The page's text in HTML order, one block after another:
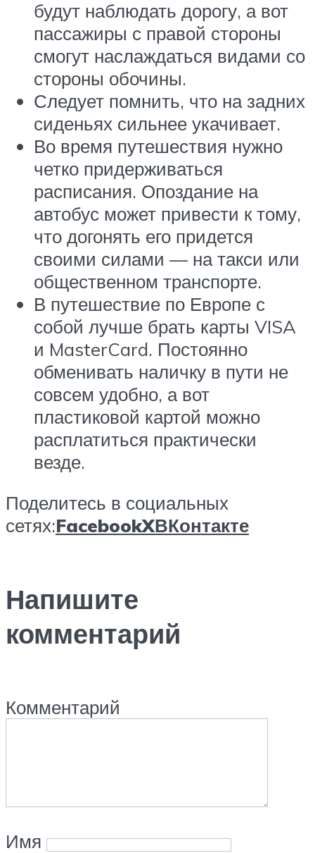
будут наблюдать дорогу, а вот
пассажиры с правой стороны
смогут наслаждаться видами со
стороны обочины.
Следует помнить, что на задних
сиденьях сильнее укачивает.
Во время путешествия нужно
четко придерживаться
расписания. Опоздание на
автобус может привести к тому,
что догонять его придется
своими силами — на такси или
общественном транспорте.
В путешествие по Европе с
собой лучше брать карты VISA
и MasterCard. Постоянно
обменивать наличку в пути не
совсем удобно, а вот
пластиковой картой можно
расплатиться практически
везде.
Поделитесь в социальных
сетях:FacebookXВКонтакте
Напишите
комментарий
Комментарий
Имя